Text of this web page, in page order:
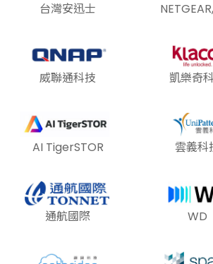
台灣安迅士
威聯通科技 凱樂奇
AI TigerSTOR 雲義科
通航國際 WD